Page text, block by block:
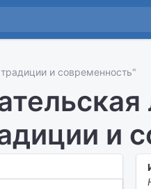
и современность"
и